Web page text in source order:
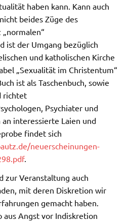
haben kann. Kann auch
beides Züge des
ist der Umgang bezüglich
und katholischen Kirche
„Sexualität im Christentum“
ist als Taschenbuch, sowie
richtet
Psychiater und
an interessierte Laien und
findet sich
neuerscheinungen-
.
zur Veranstaltung auch
mit deren Diskretion wir
gemacht haben.
aus Angst vor Indiskretion